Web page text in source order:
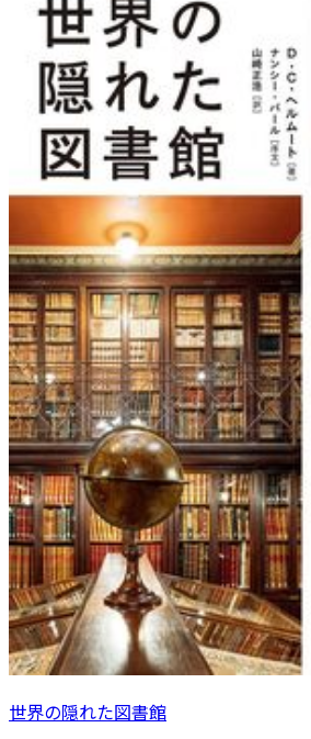
世界の隠れた図書館